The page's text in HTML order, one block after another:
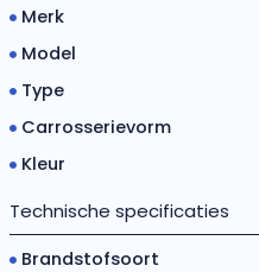
Merk
Model
Type
Carrosserievorm
Kleur
Technische specificaties
Brandstofsoort